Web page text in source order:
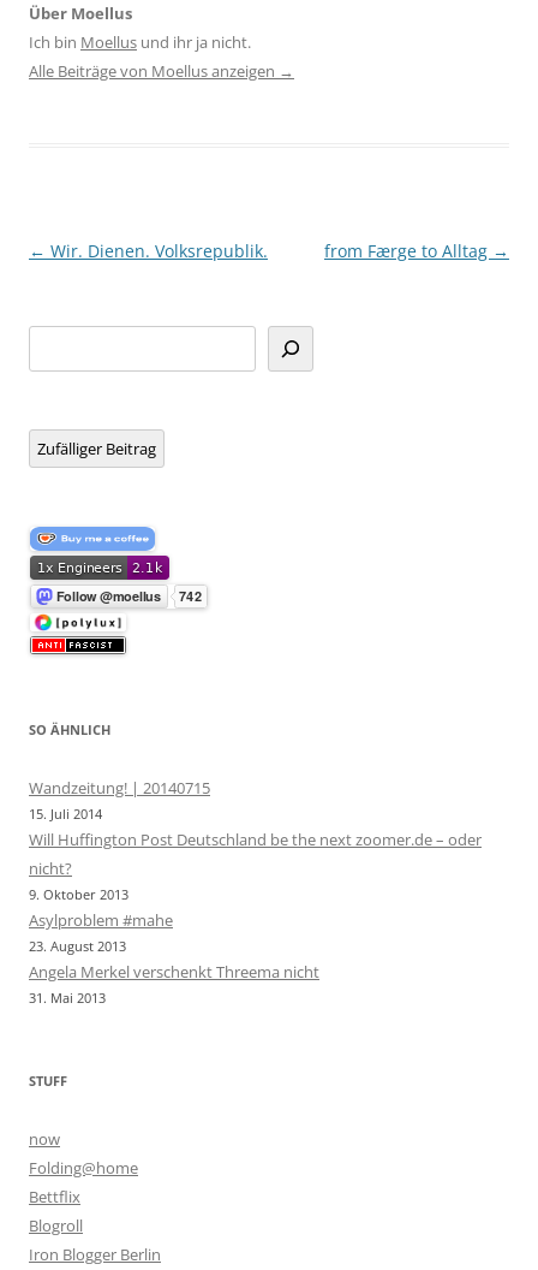
Über Moellus
Ich bin Moellus und ihr ja nicht.
Alle Beiträge von Moellus anzeigen →
Beitragsnavigation
← Wir. Dienen. Volksrepublik. from Færge to Alltag →
Zufälliger Beitrag
SO ÄHNLICH
Wandzeitung! | 20140715
15. Juli 2014
Will Huffington Post Deutschland be the next zoomer.de – oder
nicht?
9. Oktober 2013
Asylproblem #mahe
23. August 2013
Angela Merkel verschenkt Threema nicht
31. Mai 2013
STUFF
now
Folding@home
Bettflix
Blogroll
Iron Blogger Berlin